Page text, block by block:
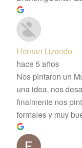
Hernan Lizondo
hace 5 años
Nos pintaron un
una idea, nos
finalmente nos
formales y muy